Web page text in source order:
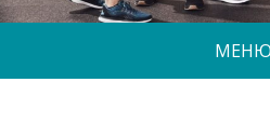
МЕНЮ